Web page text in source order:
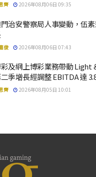
齊 2026年08月06日 09:35
治安警察局人事變動，伍
俊 2026年08月06日 07:43
及網上博彩業務帶動 Light
季增長經調整 EBITDA 達
齊 2026年08月05日 10:01